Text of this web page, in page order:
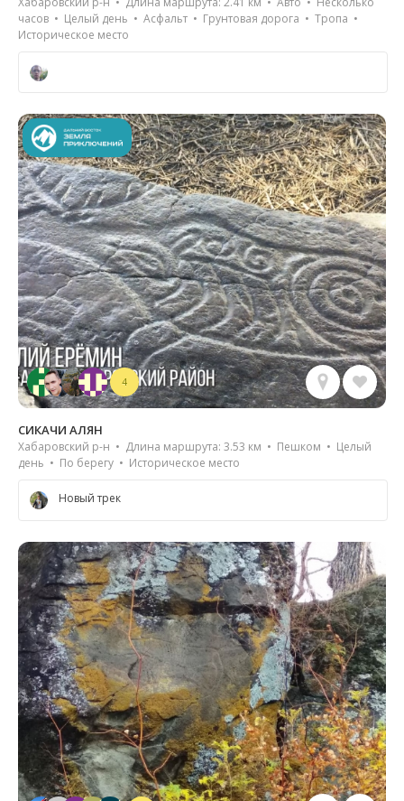
часов • Целый день • Асфальт • Грунтовая дорога • Тропа •
Историческое место
4
СИКАЧИ АЛЯН
Хабаровский р-н • Длина маршрута: 3.53 км • Пешком • Целый
день • По берегу • Историческое место
Новый трек